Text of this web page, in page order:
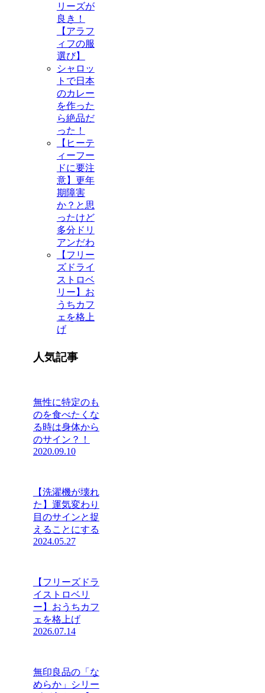
リーズが
良き！
【アラフ
ィフの服
選び】
シャロッ
トで日本
のカレー
を作った
ら絶品だ
った！
【ヒーテ
ィーフー
ドに要注
意】更年
期障害
か？と思
ったけど
多分ドリ
アンだわ
【フリー
ズドライ
ストロベ
リー】お
うちカフ
ェを格上
げ
人気記事
無性に特定のも
のを食べたくな
る時は身体から
のサイン？！
2020.09.10
【洗濯機が壊れ
た】運気変わり
目のサインと捉
えることにする
2024.05.27
【フリーズドラ
イストロベリ
ー】おうちカフ
ェを格上げ
2026.07.14
無印良品の「な
めらか」シリー